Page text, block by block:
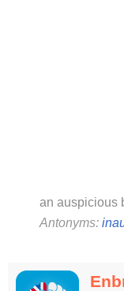
an auspicious
Antonyms: